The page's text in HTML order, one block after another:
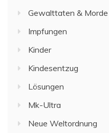
Gewalttaten & Morde
Impfungen
Kinder
Kindesentzug
Lösungen
Mk-Ultra
Neue Weltordnung